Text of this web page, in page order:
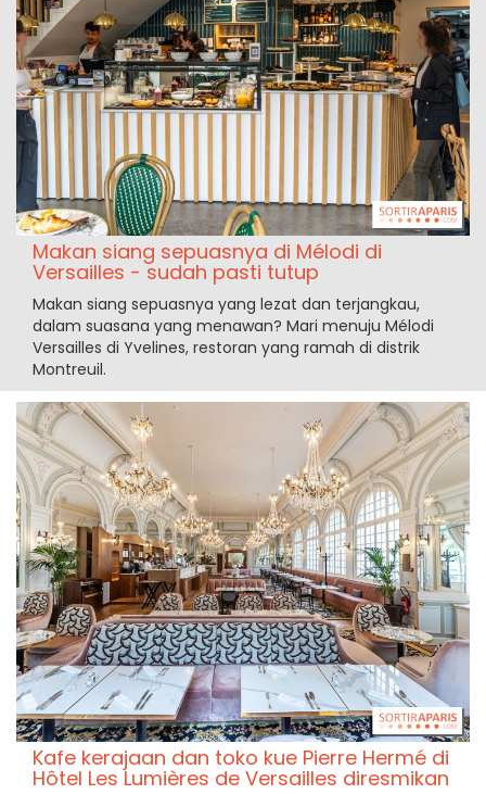
Makan siang sepuasnya di Mélodi di
Versailles - sudah pasti tutup
Makan siang sepuasnya yang lezat dan terjangkau,
dalam suasana yang menawan? Mari menuju Mélodi
Versailles di Yvelines, restoran yang ramah di distrik
Montreuil.
Kafe kerajaan dan toko kue Pierre Hermé di
Hôtel Les Lumières de Versailles diresmikan